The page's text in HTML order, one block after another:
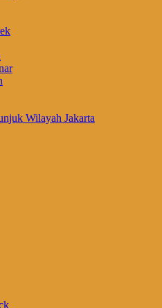
Wilayah Jakarta